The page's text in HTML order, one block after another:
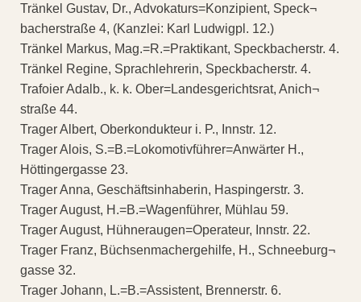
Tränkel Gustav, Dr., Advokaturs=Konzipient, Speck¬
bacherstraße 4, (Kanzlei: Karl Ludwigpl. 12.)
Tränkel Markus, Mag.=R.=Praktikant, Speckbacherstr. 4.
Tränkel Regine, Sprachlehrerin, Speckbacherstr. 4.
Trafoier Adalb., k. k. Ober=Landesgerichtsrat, Anich¬
straße 44.
Trager Albert, Oberkondukteur i. P., Innstr. 12.
Trager Alois, S.=B.=Lokomotivführer=Anwärter H.,
Höttingergasse 23.
Trager Anna, Geschäftsinhaberin, Haspingerstr. 3.
Trager August, H.=B.=Wagenführer, Mühlau 59.
Trager August, Hühneraugen=Operateur, Innstr. 22.
Trager Franz, Büchsenmachergehilfe, H., Schneeburg¬
gasse 32.
Trager Johann, L.=B.=Assistent, Brennerstr. 6.